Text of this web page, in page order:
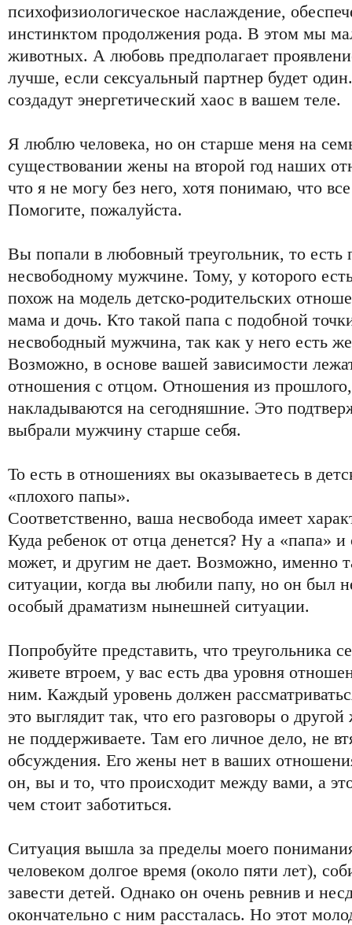
психофизиологическое наслаждение,
инстинктом продолжения рода. В этом мы
животных. А любовь предполагает
лучше, если сексуальный партнер будет
создадут энергетический хаос в вашем теле.
Я люблю человека, но он старше меня на
существовании жены на второй год наших
что я не могу без него, хотя понимаю, что
Помогите, пожалуйста.
Вы попали в любовный треугольник, то есть
несвободному мужчине. Тому, у которого
похож на модель детско-родительских
мама и дочь. Кто такой папа с подобной
несвободный мужчина, так как у него есть
Возможно, в основе вашей зависимости
отношения с отцом. Отношения из
накладываются на сегодняшние. Это
выбрали мужчину старше себя.
То есть в отношениях вы оказываетесь в
«плохого папы».
Соответственно, ваша несвобода имеет
Куда ребенок от отца денется? Ну а «папа»
может, и другим не дает. Возможно, именно
ситуации, когда вы любили папу, но он был
особый драматизм нынешней ситуации.
Попробуйте представить, что треугольника
живете втроем, у вас есть два уровня
ним. Каждый уровень должен
это выглядит так, что его разговоры о
не поддерживаете. Там его личное дело, не
обсуждения. Его жены нет в ваших
он, вы и то, что происходит между вами, а
чем стоит заботиться.
Ситуация вышла за пределы моего
человеком долгое время (около пяти лет),
завести детей. Однако он очень ревнив и
окончательно с ним рассталась. Но этот